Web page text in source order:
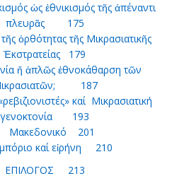
ὡς ἐθνικισμός τῆς ἀπέναντι
πλευρᾶς 175
ὀρθότητας τῆς Μικρασιατικῆς
Ἐκστρατείας 179
ἤ ἁπλῶς ἐθνοκάθαρση τῶν
187
καί Μικρασιατική
γενοκτονία 193
Μακεδονικό 201
καί εἰρήνη 210
213